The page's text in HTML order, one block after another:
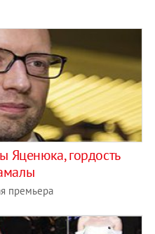
Яценюка, гордость
премьера